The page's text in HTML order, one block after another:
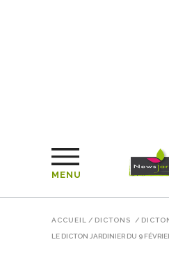
MENU
ACCUEIL / DICTONS /
LE DICTON JARDINIER DU 9